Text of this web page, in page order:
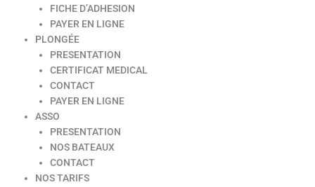
FICHE D’ADHESION
PAYER EN LIGNE
PLONGÉE
PRESENTATION
CERTIFICAT MEDICAL
CONTACT
PAYER EN LIGNE
ASSO
PRESENTATION
NOS BATEAUX
CONTACT
NOS TARIFS